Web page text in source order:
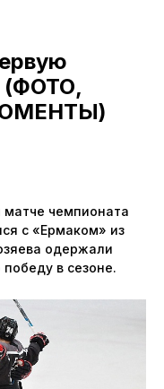
(ФОТО,
чемпионата
с «Ермаком» из
одержали
в сезоне.